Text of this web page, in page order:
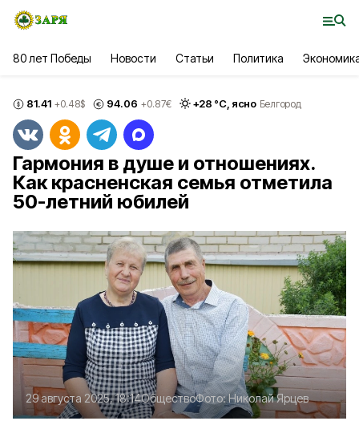
80 лет Победы Новости Статьи Политика
81.41 +0.48$ 94.06 +0.87€ +28 °С, ясно Белгород
Гармония в душе и отношениях.
Как красненская семья отметила
50-летний юбилей
29 августа 2025, 18:14ОбществоФото:Николай Ярцев